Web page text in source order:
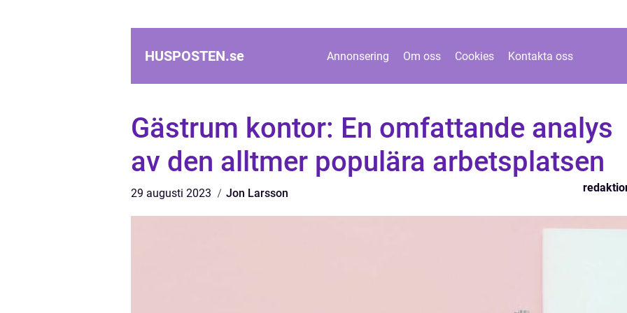
HUSPOSTEN.se Annonsering Om oss Cookies Kontakta oss
Gästrum kontor: En omfattande analys
av den alltmer populära arbetsplatsen
29 augusti 2023 Jon Larsson